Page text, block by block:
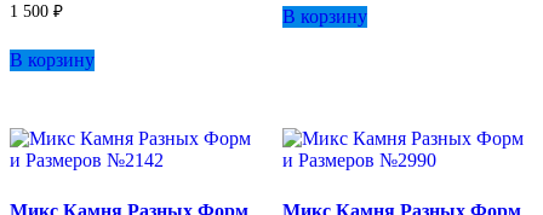
1 500 ₽
В корзину
В корзину